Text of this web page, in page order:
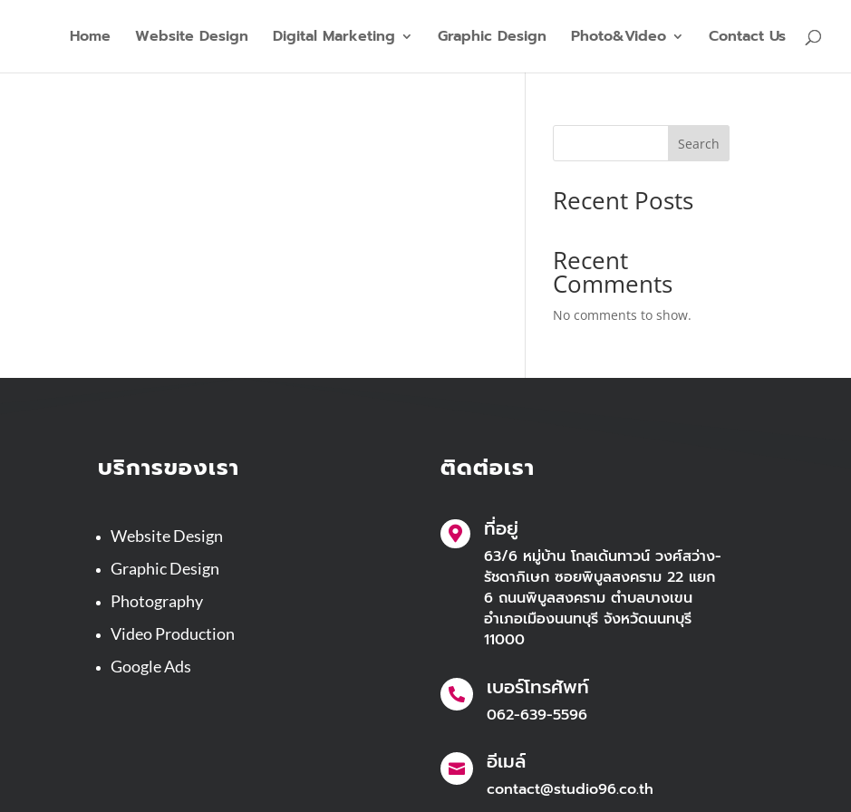
Home Website Design Digital Marketing Graphic Design Photo&Video Contact Us
Search
Recent Posts
Recent
Comments
No comments to show.
บริการของเรา
Website Design
Graphic Design
Photography
Video Production
Google Ads
ติดต่อเรา
 ที่อยู่
63/6 หมู่บ้าน โกลเด้นทาวน์ วงศ์สว่าง-
รัชดาภิเษก ซอยพิบูลสงคราม 22 แยก
6 ถนนพิบูลสงคราม ตำบลบางเขน
อำเภอเมืองนนทบุรี จังหวัดนนทบุรี
11000
 เบอร์โทรศัพท์
062-639-5596
 อีเมล์
contact@studio96.co.th